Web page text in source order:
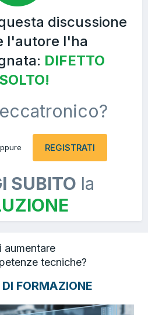
discussione
l'autore l'ha
DIFETTO
REGISTRATI
SUBITO la
aumentare
tecniche?
DI FORMAZIONE